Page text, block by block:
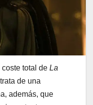
total de La
de una
además, que